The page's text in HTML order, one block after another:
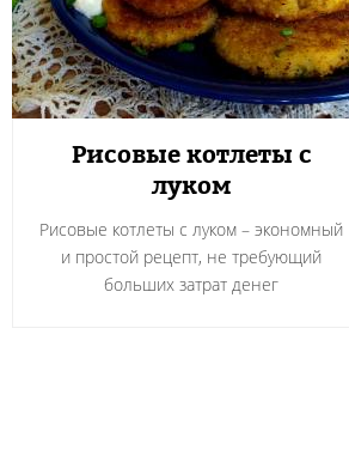
Рисовые котлеты с
луком
Рисовые котлеты с луком – экономный
и простой рецепт, не требующий
больших затрат денег